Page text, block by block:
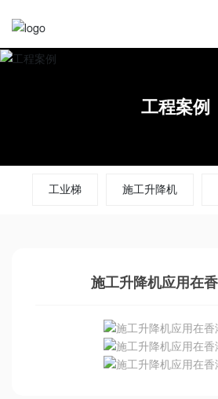
工程案例
工业梯 施工升降机
施工升降机应用在